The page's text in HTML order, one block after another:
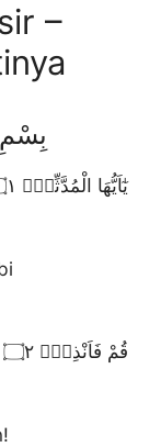
–
بِسْمِ
يٰٓاَيُّهَا الْمُدَّثِّرُۙ ۝١
قُمْ فَاَنْذِرْۖ ۝٢